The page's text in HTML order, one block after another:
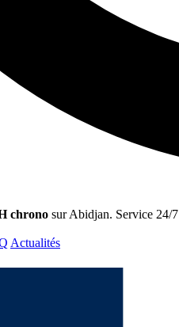
chrono sur Abidjan. Service 24/7
Actualités